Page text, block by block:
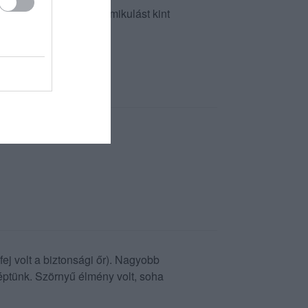
tilos' néven egy csokimikulást kint
volt a biztonsági őr). Nagyobb
Szörnyű élmény volt, soha